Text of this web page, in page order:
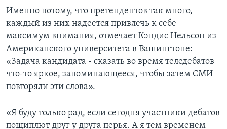
Именно потому, что претендентов так много,
каждый из них надеется привлечь к себе
максимум внимания, отмечает Кэндис Нельсон из
Американского университета в Вашингтоне:
«Задача кандидата - сказать во время теледебатов
что-то яркое, запоминающееся, чтобы затем СМИ
повторяли эти слова».
«Я буду только рад, если сегодня участники дебатов
пощиплют друг у друга перья. А я тем временем